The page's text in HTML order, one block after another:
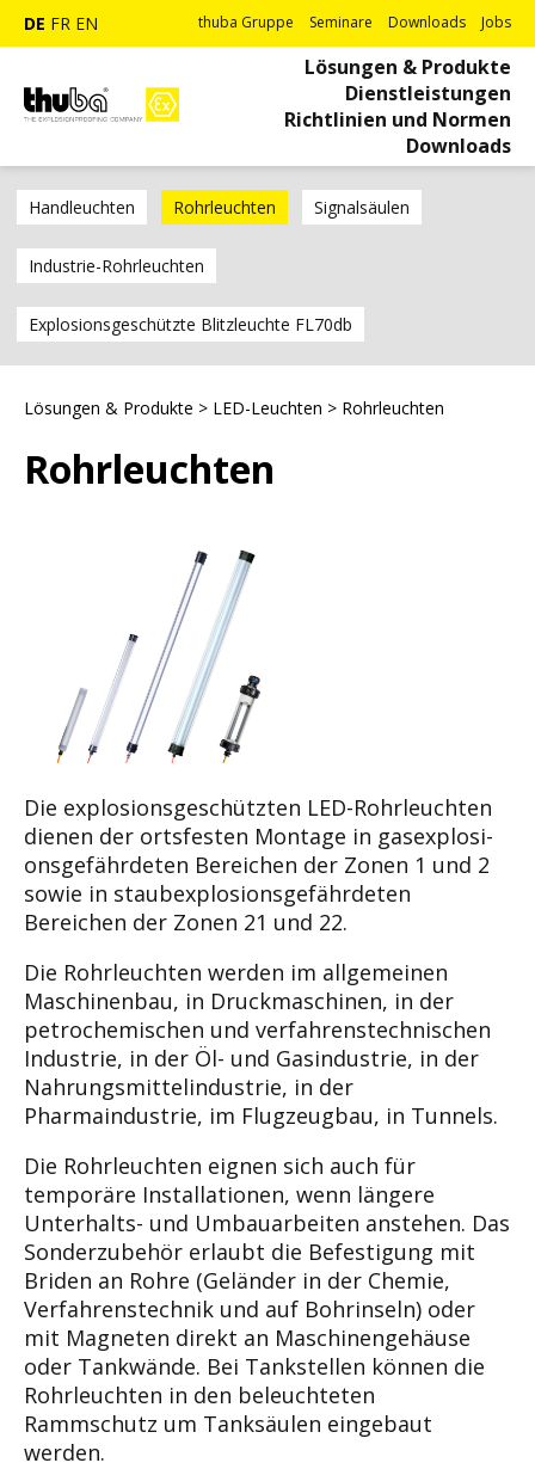
DE FR EN thuba Gruppe Seminare Downloads Jobs
Lösungen & Produkte
Dienstleistungen
Richtlinien und Normen
Downloads
Handleuchten Rohrleuchten Signalsäulen
Industrie-Rohrleuchten
Explosionsgeschützte Blitzleuchte FL70db
Lösungen & Produkte > LED-Leuchten > Rohrleuchten
Rohrleuchten
Die explosionsgeschützten LED-Rohrleuchten
dienen der ortsfesten Montage in gasexplosi­
onsgefährdeten Bereichen der Zonen 1 und 2
sowie in staubexplosionsgefährdeten
Bereichen der Zonen 21 und 22.
Die Rohrleuchten werden im allgemeinen
Maschinenbau, in Druckmaschinen, in der
petro­chemischen und verfahrenstechnischen
Indus­trie, in der Öl- und Gasindustrie, in der
Nah­rungsmittelindustrie, in der
Pharmaindustrie, im Flugzeugbau, in Tunnels.
Die Rohrleuchten eig­nen sich auch für
temporäre Installationen, wenn längere
Unterhalts- und Umbauarbeiten anste­hen. Das
Sonderzubehör erlaubt die Befesti­gung mit
Briden an Rohre (Geländer in der Che­mie,
Verfahrenstechnik und auf Bohrinseln) oder
mit Magneten direkt an Maschinengehäuse
oder Tankwände. Bei Tankstellen können die
Rohrleuchten in den beleuchteten
Rammschutz um Tanksäulen eingebaut
werden.